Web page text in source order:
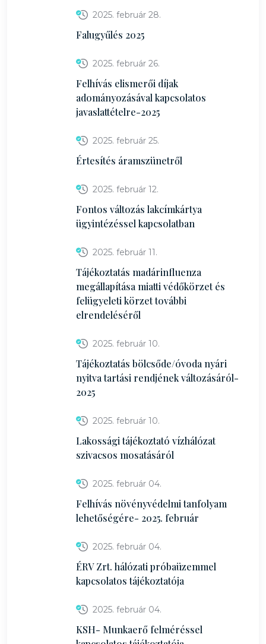
2025. február 28.
Falugyűlés 2025
2025. február 26.
Felhívás elismerői díjak
adományozásával kapcsolatos
javaslattételre-2025
2025. február 25.
Értesítés áramszünetről
2025. február 12.
Fontos változás lakcímkártya
ügyintézéssel kapcsolatban
2025. február 11.
Tájékoztatás madárinfluenza
megállapítása miatti védőkörzet és
felügyeleti körzet további
elrendeléséről
2025. február 10.
Tájékoztatás bölcsőde/óvoda nyári
nyitva tartási rendjének változásáról-
2025
2025. február 10.
Lakossági tájékoztató vízhálózat
szivacsos mosatásáról
2025. február 04.
Felhívás növényvédelmi tanfolyam
lehetőségére- 2025. február
2025. február 04.
ÉRV Zrt. hálózati próbaüzemmel
kapcsolatos tájékoztatója
2025. február 04.
KSH- Munkaerő felméréssel